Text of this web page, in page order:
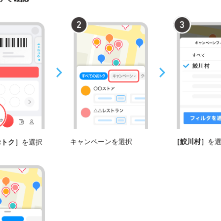
ク］ を選択 キャンペーンを選択 ［鮫川村］ を